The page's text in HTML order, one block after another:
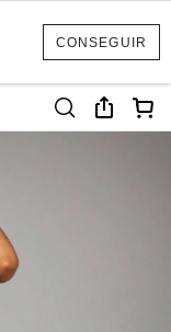
CONSEGUIR